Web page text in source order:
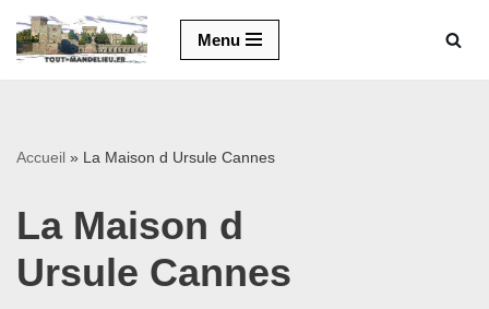
Aller
Menu
Accueil » La Maison d Ursule Cannes
La Maison d
Ursule Cannes